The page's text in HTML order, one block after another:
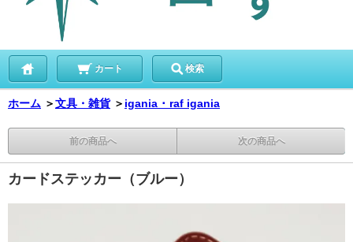
カート 検索
ホーム ＞文具・雑貨 ＞ igania ･ raf igania
前の商品へ 次の商品へ
カードステッカー（ブルー）